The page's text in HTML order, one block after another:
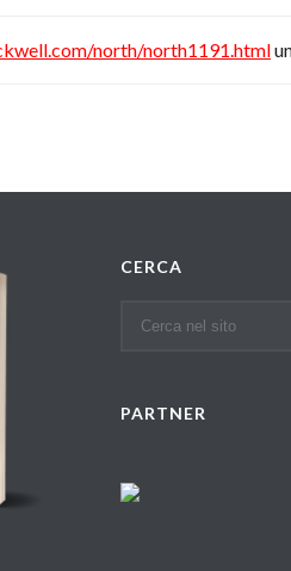
north/north1191.html
CERCA
PARTNER